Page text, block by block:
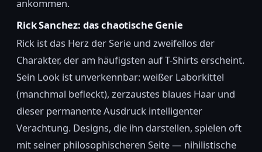
ankommen.
Rick Sanchez: das chaotische Genie
Rick ist das Herz der Serie und zweifellos der
Charakter, der am häufigsten auf T-Shirts erscheint.
Sein Look ist unverkennbar: weißer Laborkittel
(manchmal befleckt), zerzaustes blaues Haar und
dieser permanente Ausdruck intelligenter
Verachtung. Designs, die ihn darstellen, spielen oft
mit seiner philosophischeren Seite — nihilistische